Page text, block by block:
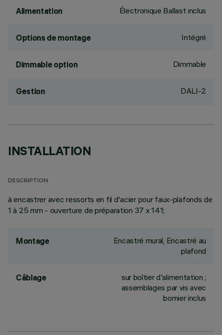
Alimentation Électronique Ballast inclus
Options de montage Intégré
Dimmable option Dimmable
Gestion DALI-2
INSTALLATION
DESCRIPTION
à encastrer avec ressorts en fil d'acier pour faux-plafonds de
1 à 25 mm - ouverture de préparation 37 x 141;
Montage
Encastré mural, Encastré au
plafond
Câblage
sur boîtier d'alimentation ;
assemblages par vis avec
bornier inclus